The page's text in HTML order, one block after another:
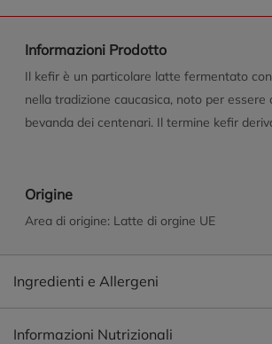
Informazioni Prodotto
Il kefir è un particolare latte fermentato
nella tradizione caucasica, noto per essere
bevanda dei centenari. Il termine kefir
armena, keif, il cui significato è proprio
probiotica di Milk Kefir uniti alla consistenza
della ricetta greca. Naturalmente ricco di
contribuiscono alla riduzione della
metabolismo energetico; il calcio alla
enzimi digestivi. Una dieta varia ed
ed uno stile di vita attivo sono importanti
Origine
Area di origine: Latte di orgine UE
Ingredienti e Allergeni
Informazioni Nutrizionali